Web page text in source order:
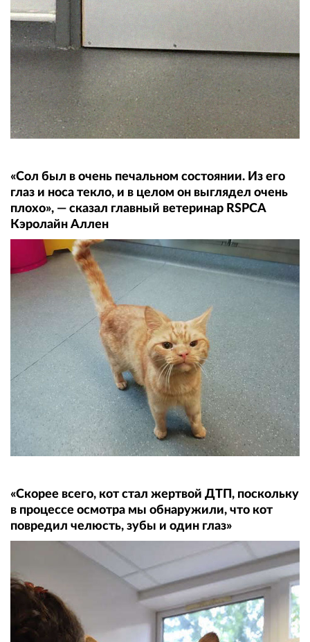
«Сол был в очень печальном состоянии. Из его
глаз и носа текло, и в целом он выглядел очень
плохо», — сказал главный ветеринар RSPCA
Кэролайн Аллен
«Скорее всего, кот стал жертвой ДТП, поскольку
в процессе осмотра мы обнаружили, что кот
повредил челюсть, зубы и один глаз»